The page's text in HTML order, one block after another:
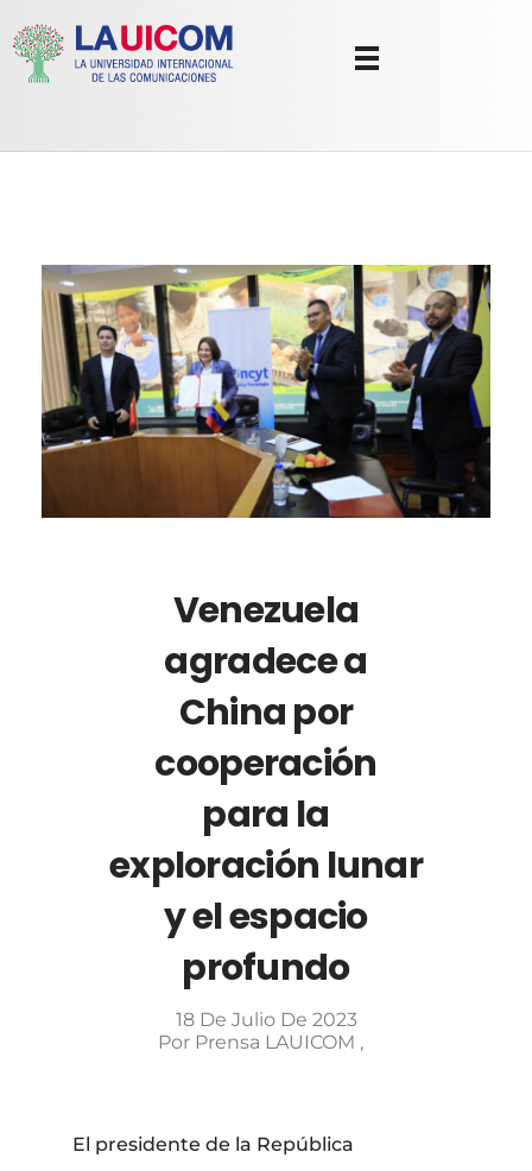
Venezuela
agradece a
China por
cooperación
para la
exploración lunar
y el espacio
profundo
18 De Julio De 2023
Por Prensa LAUICOM
El presidente de la República